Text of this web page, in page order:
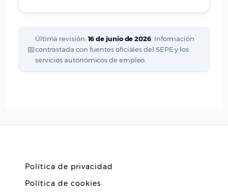
📅
Última revisión:16 de junio de 2026 . Información
contrastada con fuentes oficiales del SEPE y los
servicios autonómicos de empleo.
Política de privacidad
Política de cookies